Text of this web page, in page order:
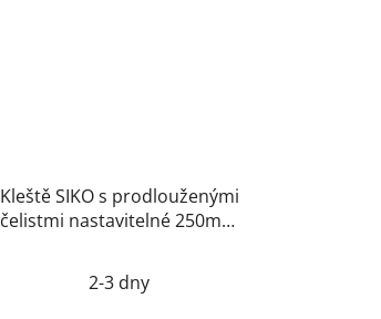
Kleště SIKO s prodlouženými
čelistmi nastavitelné 250mm
2-3 dny